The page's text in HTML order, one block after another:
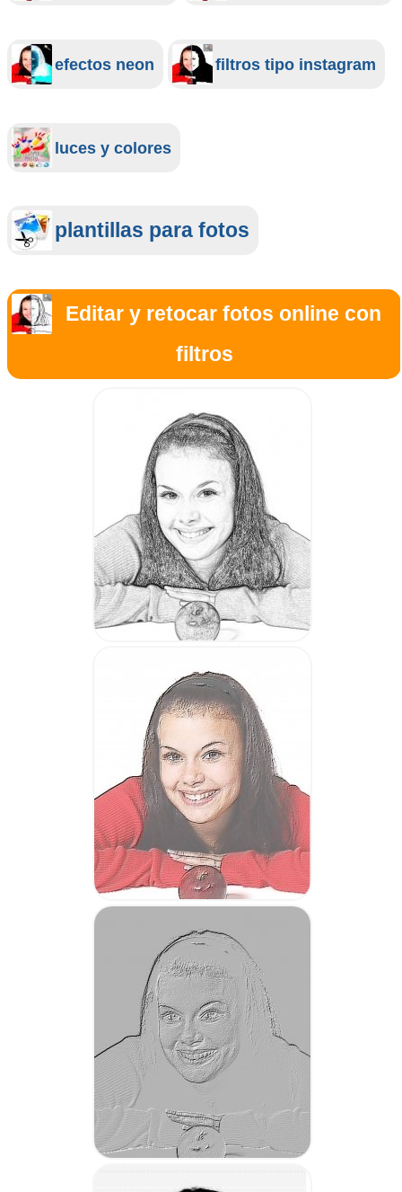
efectos neon filtros tipo instagram
luces y colores
plantillas para fotos
Editar y retocar fotos online con
filtros